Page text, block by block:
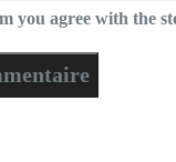
you agree with the